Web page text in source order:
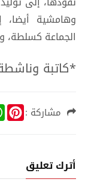
وهامشية أيضا،
الجماعة كسلطة،
*كاتبة
مشاركة : h
p
P
i
s
أترك تعليق